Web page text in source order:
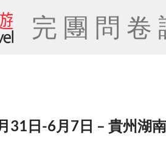
完團問卷
31日-6月7日 – 貴州湖